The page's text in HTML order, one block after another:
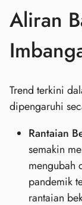
Aliran
Trend terkini
dipengaruhi
Rantaian
semakin
mengubah
pandemik
rantaian